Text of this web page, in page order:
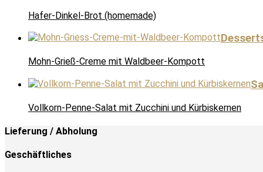
Hafer-Dinkel-Brot (homemade)
Mohn-Grieß-Creme mit Waldbeer-Kompott
Vollkorn-Penne-Salat mit Zucchini und Kürbiskernen
Lieferung / Abholung
Geschäftliches